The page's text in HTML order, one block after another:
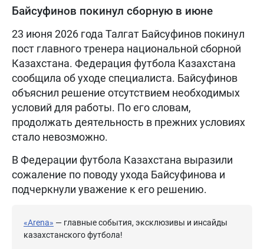
Байсуфинов покинул сборную в июне
23 июня 2026 года Талгат Байсуфинов покинул
пост главного тренера национальной сборной
Казахстана. Федерация футбола Казахстана
сообщила об уходе специалиста. Байсуфинов
объяснил решение отсутствием необходимых
условий для работы. По его словам,
продолжать деятельность в прежних условиях
стало невозможно.
В Федерации футбола Казахстана выразили
сожаление по поводу ухода Байсуфинова и
подчеркнули уважение к его решению.
«Arena» — главные события, эксклюзивы и инсайды
казахстанского футбола!